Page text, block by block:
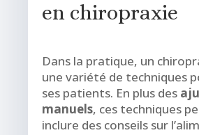
en chiropraxie
Dans la pratique, un
une variété de techniques
ses patients. En plus des
manuels, ces techniques
inclure des conseils sur